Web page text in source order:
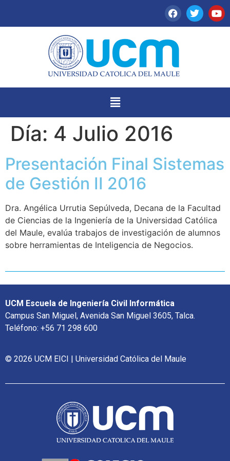
Día: 4 Julio 2016
Presentación Final Sistemas
de Gestión II 2016
Dra. Angélica Urrutia Sepúlveda, Decana de la Facultad
de Ciencias de la Ingeniería de la Universidad Católica
del Maule, evalúa trabajos de investigación de alumnos
sobre herramientas de Inteligencia de Negocios.
UCM Escuela de Ingeniería Civil Informática
Campus San Miguel, Avenida San Miguel 3605, Talca.
Teléfono: +56 71 298 600
© 2026 UCM EICI | Universidad Católica del Maule